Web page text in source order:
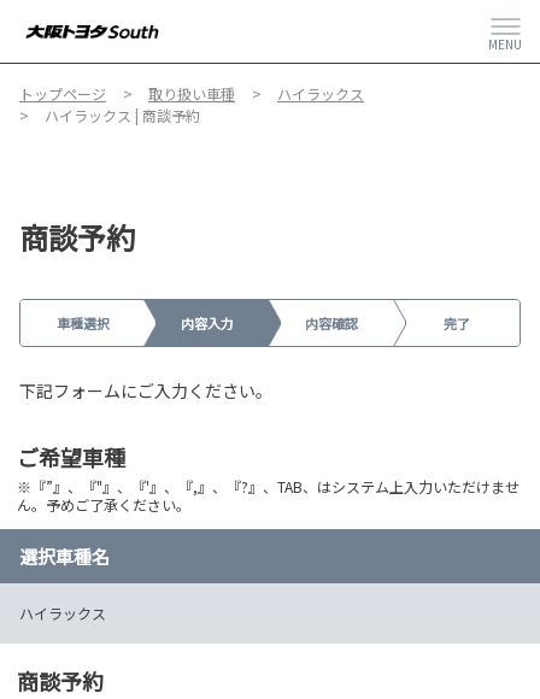
MENU
トップページ 取り扱い車種
ハイラックス
ハイラックス | 商談予約
商談予約
車種選択 内容入力 内容確認 完了
下記フォームにご入力ください。
ご希望車種
※『”』、『"』、『'』、『,』、『?』、TAB、はシステム上入力いただけませ
ん。予めご了承ください。
選択車種名
ハイラックス
商談予約